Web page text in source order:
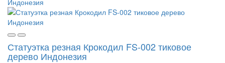
Статуэтка резная Крокодил FS-002 тиковое
дерево Индонезия